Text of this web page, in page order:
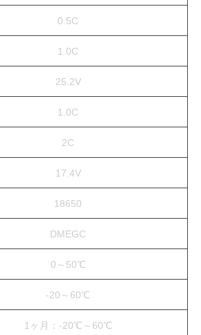
0.5C
1.0C
25.2V
1.0C
2C
17.4V
18650
DMEGC
0～50℃
-20～60℃
1ヶ月：-20℃～60℃